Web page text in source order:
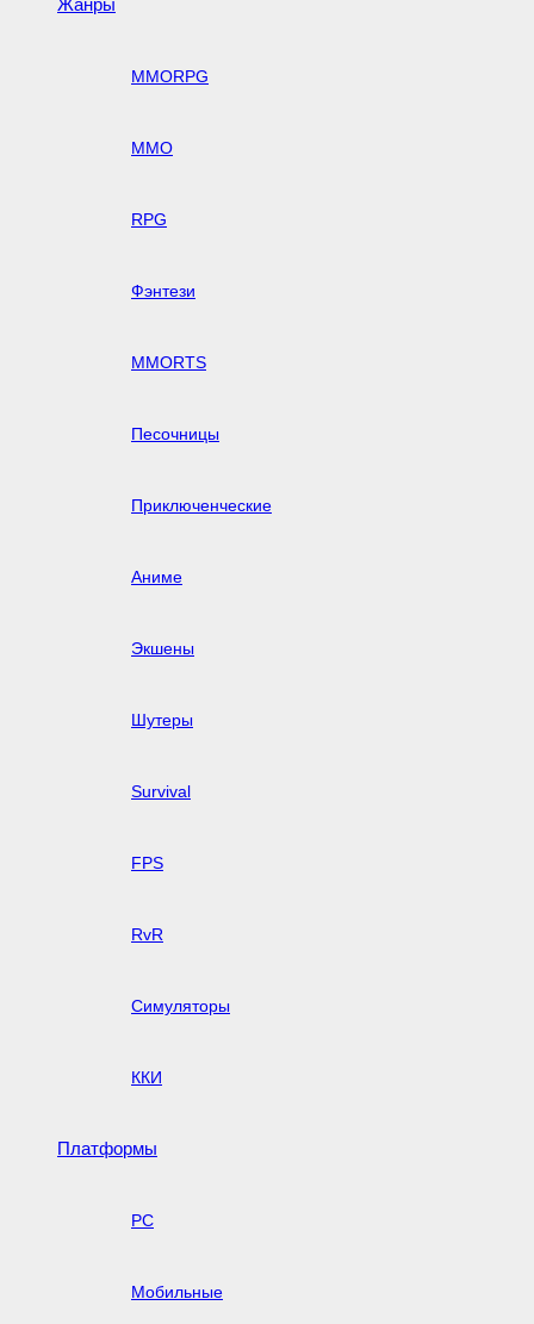
Жанры
MMORPG
MMO
RPG
Фэнтези
MMORTS
Песочницы
Приключенческие
Аниме
Экшены
Шутеры
Survival
FPS
RvR
Симуляторы
ККИ
Платформы
PC
Мобильные